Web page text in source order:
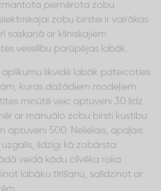
piemērota zobu
zobu birstei ir vairākas
saskaņā ar klīniskajiem
veselību parūpējas labāk.
aplikumu likvidē labāk pateicoties
kuras dažādiem modeļiem
minūtē veic aptuveni 30 līdz
ar manuālo zobu birsti kustību
aptuveni 500. Nelielais, apaļais
līdzīgi kā zobārsta
veidā kādu cilvēka roka
labāku tīrīšanu, salīdzinot ar